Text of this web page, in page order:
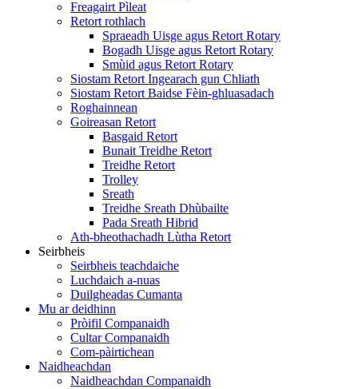
Freagairt Pìleat
Retort rothlach
Spraeadh Uisge agus Retort Rotary
Bogadh Uisge agus Retort Rotary
Smùid agus Retort Rotary
Siostam Retort Ingearach gun Chliath
Siostam Retort Baidse Fèin-ghluasadach
Roghainnean
Goireasan Retort
Basgaid Retort
Bunait Treidhe Retort
Treidhe Retort
Trolley
Sreath
Treidhe Sreath Dhùbailte
Pada Sreath Hibrid
Ath-bheothachadh Lùtha Retort
Seirbheis
Seirbheis teachdaiche
Luchdaich a-nuas
Duilgheadas Cumanta
Mu ar deidhinn
Pròifil Companaidh
Cultar Companaidh
Com-pàirtichean
Naidheachdan
Naidheachdan Companaidh